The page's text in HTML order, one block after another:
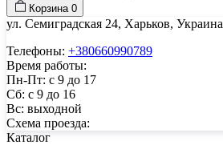
Корзина 0
ул. Семиградская 24, Харьков, Украина
Телефоны: +380660990789
Время работы:
Пн-Пт: с 9 до 17
Сб: с 9 до 16
Вс: выходной
Схема проезда:
Каталог